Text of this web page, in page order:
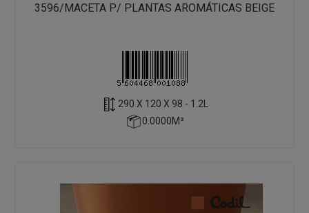
3596/MACETA P/ PLANTAS AROMÁTICAS BEIGE
290 X 120 X 98 - 1.2L
0.0000M³